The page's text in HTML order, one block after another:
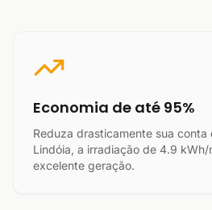
Economia de até 95%
Reduza drasticamente sua conta
Lindóia, a irradiação de 4.9
excelente geração.